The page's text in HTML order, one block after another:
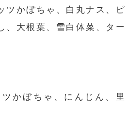
ツかぼちゃ、白丸ナス、ピ
、大根葉、雪白体菜、ター
かぼちゃ、にんじん、里